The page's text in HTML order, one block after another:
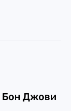
Бон Джови